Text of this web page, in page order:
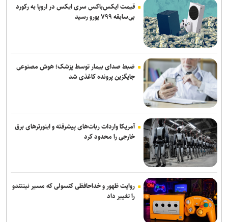
قیمت ایکس‌باکس سری ایکس در اروپا به رکورد
بی‌سابقه ۷۹۹ یورو رسید
ضبط صدای بیمار توسط پزشک؛ هوش مصنوعی
جایگزین پرونده کاغذی شد
آمریکا واردات ربات‌های پیشرفته و اینورترهای برق
خارجی را محدود کرد
روایت ظهور و خداحافظی کنسولی که مسیر نینتندو
را تغییر داد